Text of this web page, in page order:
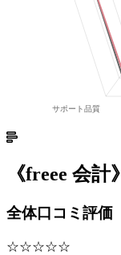
《freee 会計
全体口コミ評価
☆☆☆☆☆